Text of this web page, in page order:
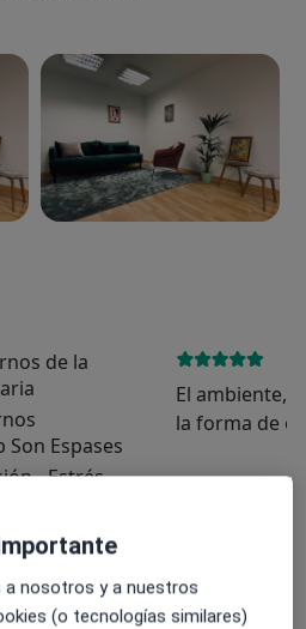
de la
Espases
- Estrés -
El ambiente,
la forma de
muy
más detalles
sobre la experiencia
a nosotros y a nuestros
(o tecnologías similares)